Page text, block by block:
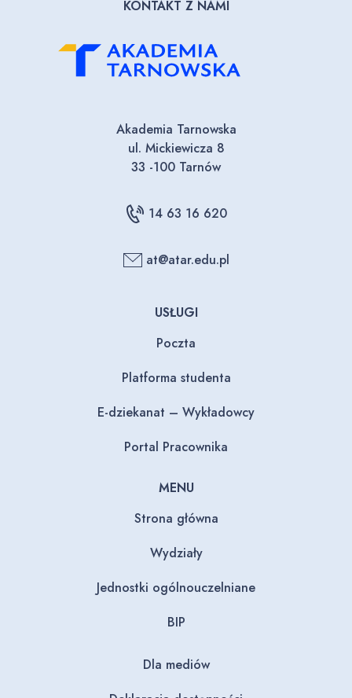
KONTAKT Z NAMI
Akademia Tarnowska
ul. Mickiewicza 8
33 -100 Tarnów
14 63 16 620
at@atar.edu.pl
USŁUGI
Poczta
Platforma studenta
E-dziekanat – Wykładowcy
Portal Pracownika
MENU
Strona główna
Wydziały
Jednostki ogólnouczelniane
BIP
Dla mediów